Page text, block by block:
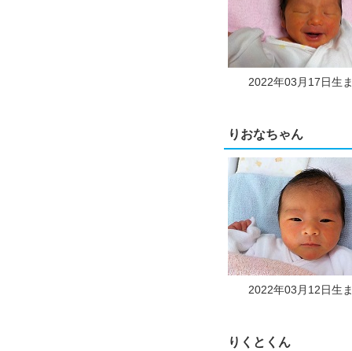
2022年03月17日生
りおなちゃん
2022年03月12日生
りくとくん